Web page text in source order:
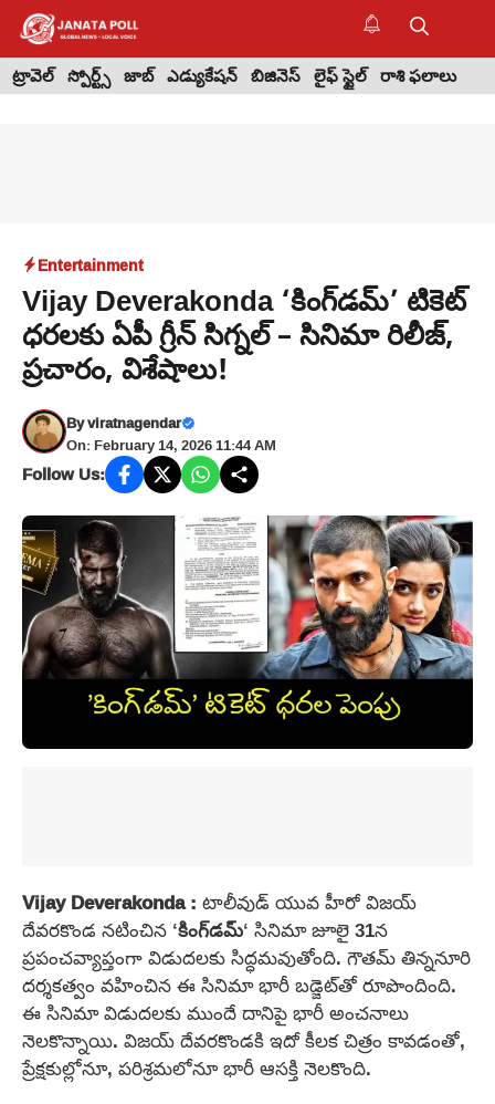
Skip
content
ట్రావెల్ స్పోర్ట్స్ జాబ్ ఎడ్యుకేషన్ బిజినెస్ లైఫ్ స్టైల్ రాశి ఫలాలు
Entertainment
Vijay Deverakonda ‘కింగ్‌డమ్’ టికెట్
ధరలకు ఏపీ గ్రీన్ సిగ్నల్ – సినిమా రిలీజ్,
ప్రచారం, విశేషాలు!
Byviratnagendar
On: February 14, 2026 11:44 AM
Follow Us:
Vijay Deverakonda :టాలీవుడ్ యువ హీరో విజయ్
దేవరకొండ నటించిన ‘కింగ్‌డమ్‘ సినిమా జూలై 31న
ప్రపంచవ్యాప్తంగా విడుదలకు సిద్ధమవుతోంది. గౌతమ్ తిన్ననూరి
దర్శకత్వం వహించిన ఈ సినిమా భారీ బడ్జెట్‌తో రూపొందింది.
ఈ సినిమా విడుదలకు ముందే దానిపై భారీ అంచనాలు
నెలకొన్నాయి. విజయ్ దేవరకొండకి ఇదో కీలక చిత్రం కావడంతో,
ప్రేక్షకుల్లోనూ, పరిశ్రమలోనూ భారీ ఆసక్తి నెలకొంది.